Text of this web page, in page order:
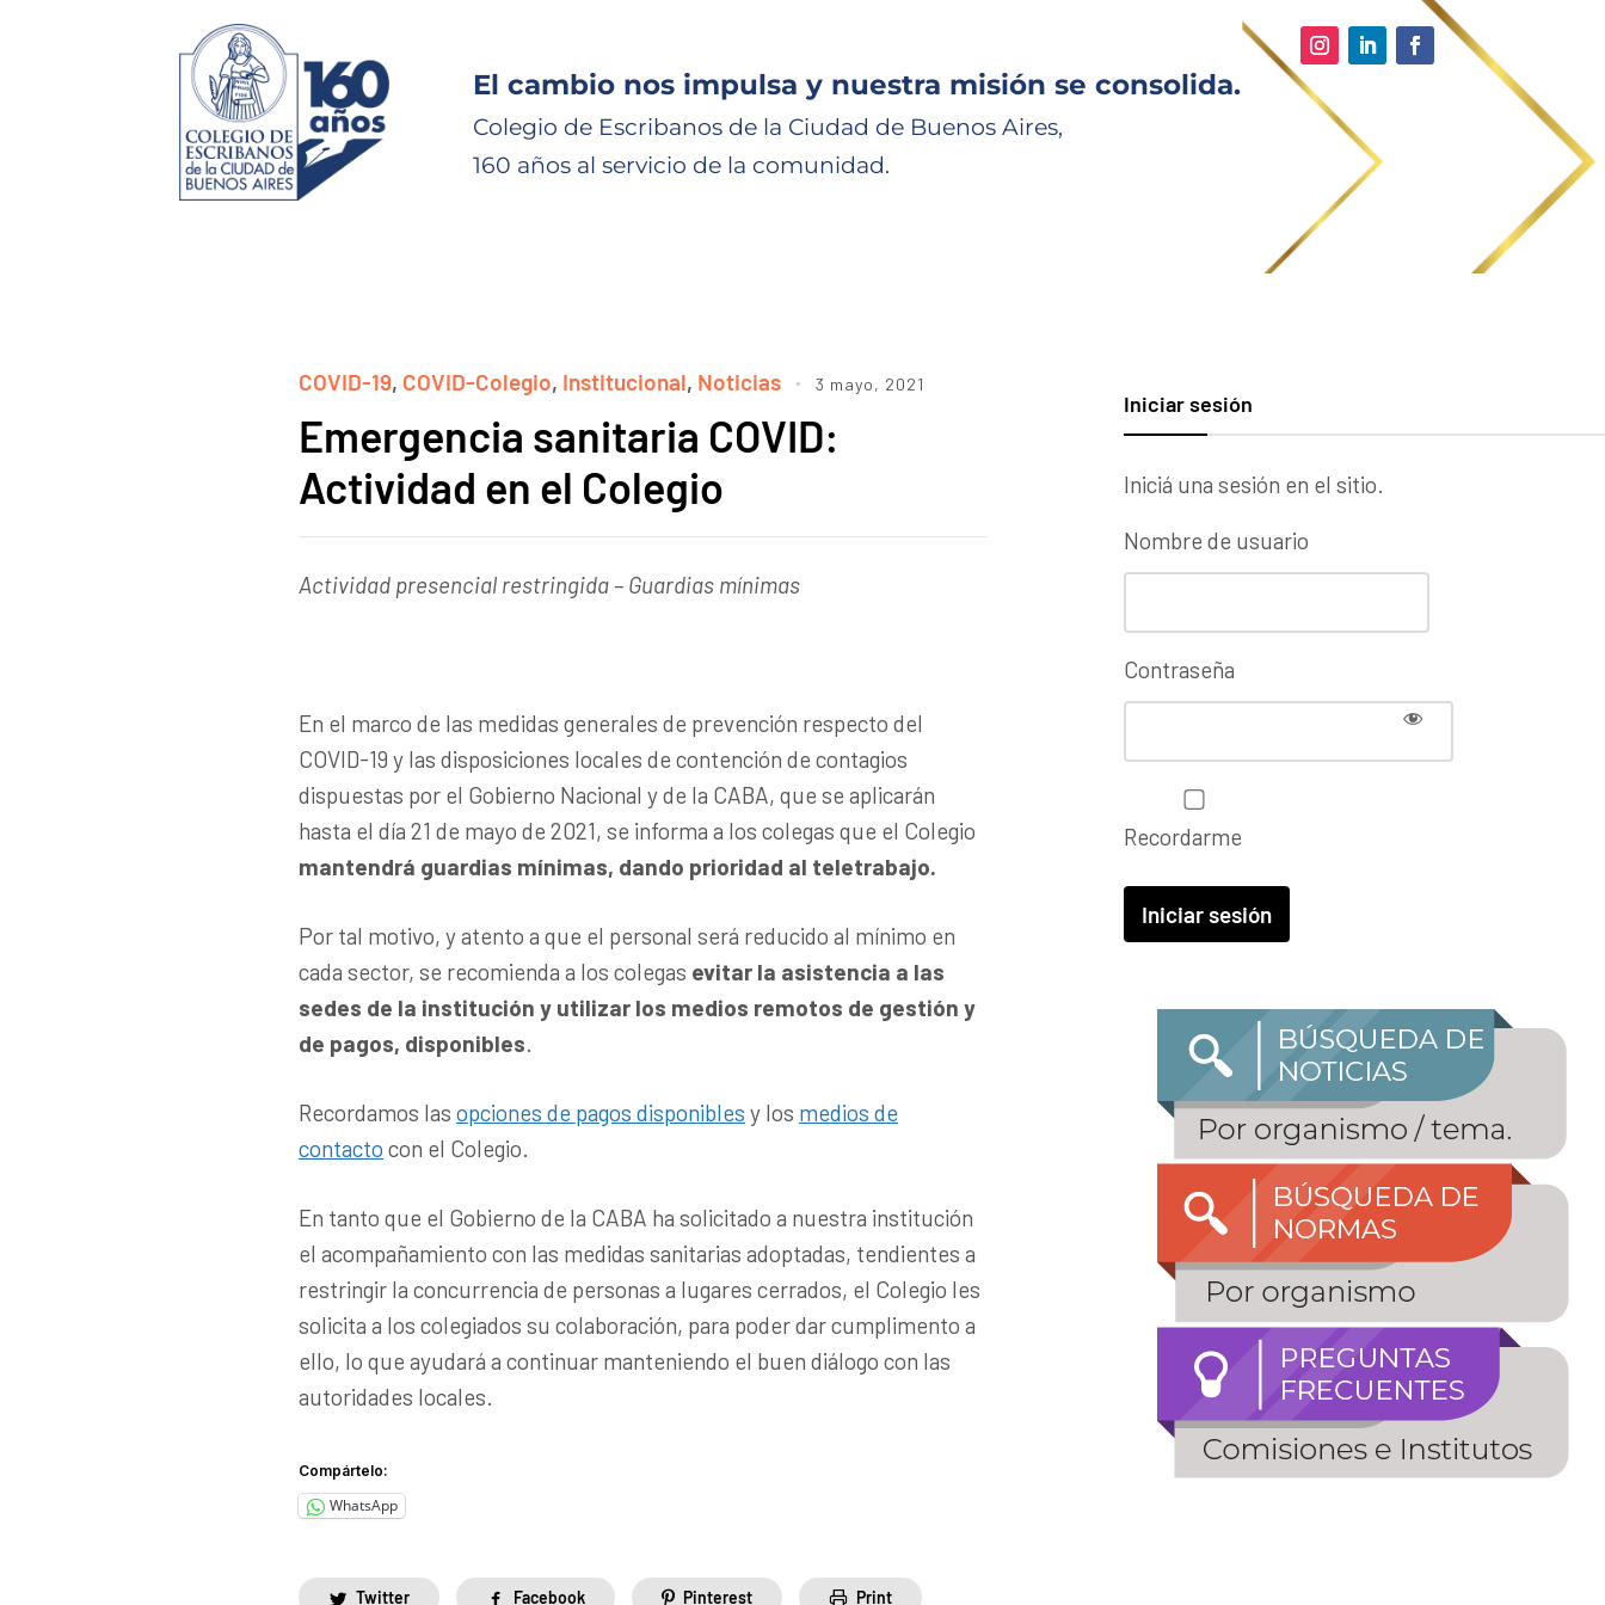
El cambio nos impulsa y nuestra misión se consolida.
Colegio de Escribanos de la Ciudad de Buenos Aires,
160 años al servicio de la comunidad.
COVID-19, COVID-Colegio, Institucional, Noticias 3 mayo, 2021
Emergencia sanitaria COVID:
Actividad en el Colegio
Actividad presencial restringida – Guardias mínimas
En el marco de las medidas generales de prevención respecto del
COVID-19 y las disposiciones locales de contención de contagios
dispuestas por el Gobierno Nacional y de la CABA, que se aplicarán
hasta el día 21 de mayo de 2021, se informa a los colegas que el Colegio
mantendrá guardias mínimas, dando prioridad al teletrabajo.
Por tal motivo, y atento a que el personal será reducido al mínimo en
cada sector, se recomienda a los colegas evitar la asistencia a las
sedes de la institución y utilizar los medios remotos de gestión y
de pagos, disponibles.
Recordamos las opciones de pagos disponibles y los medios de
contacto con el Colegio.
En tanto que el Gobierno de la CABA ha solicitado a nuestra institución
el acompañamiento con las medidas sanitarias adoptadas, tendientes a
restringir la concurrencia de personas a lugares cerrados, el Colegio les
solicita a los colegiados su colaboración, para poder dar cumplimento a
ello, lo que ayudará a continuar manteniendo el buen diálogo con las
autoridades locales.
Compártelo:
WhatsApp
Twitter Facebook Pinterest Print
Iniciar sesión
Iniciá una sesión en el sitio.
Nombre de usuario
Contraseña
Recordarme